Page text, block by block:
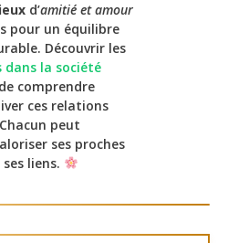
d’amitié et amour
pour un équilibre
Découvrir les
la société
comprendre
ces relations
peut
ses proches
liens.